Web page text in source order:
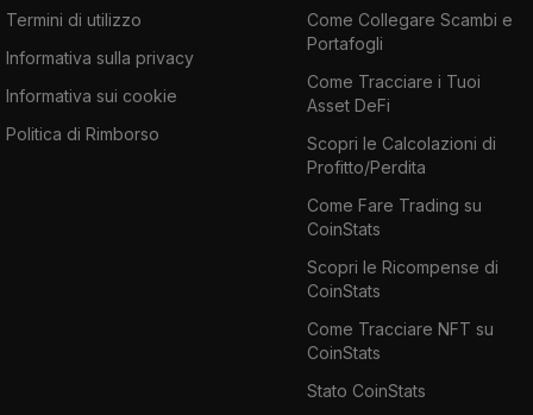
Termini di utilizzo
Informativa sulla privacy
Informativa sui cookie
Politica di Rimborso
Come Collegare Scambi e
Portafogli
Come Tracciare i Tuoi
Asset DeFi
Scopri le Calcolazioni di
Profitto/Perdita
Come Fare Trading su
CoinStats
Scopri le Ricompense di
CoinStats
Come Tracciare NFT su
CoinStats
Stato CoinStats